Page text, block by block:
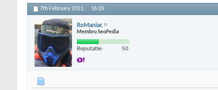
7th February 2011, 16:26
RoManiac
Membru SeoPedia
Reputatie: 50